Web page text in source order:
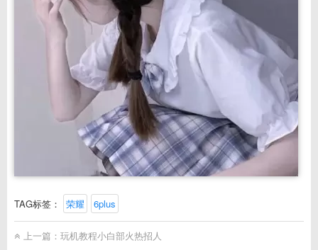
TAG标签： 荣耀 6plus
上一篇： 玩机教程小白部火热招人